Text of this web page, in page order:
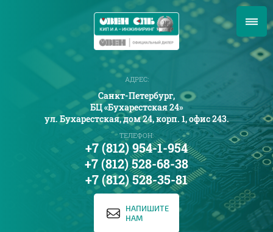
АДРЕС:
Санкт-Петербург,
БЦ «Бухарестская 24»
ул. Бухарестская, дом 24, корп. 1, офис 243.
ТЕЛЕФОН:
+7 (812) 954-1-954
+7 (812) 528-68-38
+7 (812) 528-35-81
НАПИШИТЕ
НАМ